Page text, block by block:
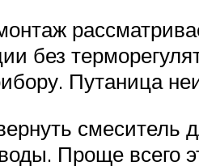
без
Путаница
смеситель
Проще всего